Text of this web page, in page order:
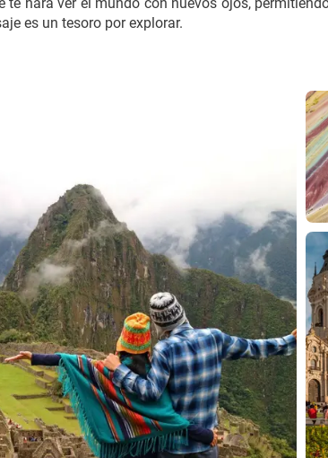
es un tesoro por explorar.